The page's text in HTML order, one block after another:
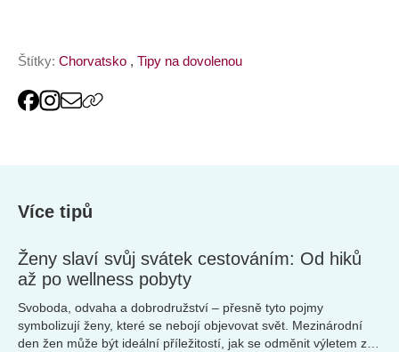
Štítky: Chorvatsko , Tipy na dovolenou
Více tipů
Ženy slaví svůj svátek cestováním: Od hiků
až po wellness pobyty
Svoboda, odvaha a dobrodružství – přesně tyto pojmy
symbolizují ženy, které se nebojí objevovat svět. Mezinárodní
den žen může být ideální příležitostí, jak se odměnit výletem za